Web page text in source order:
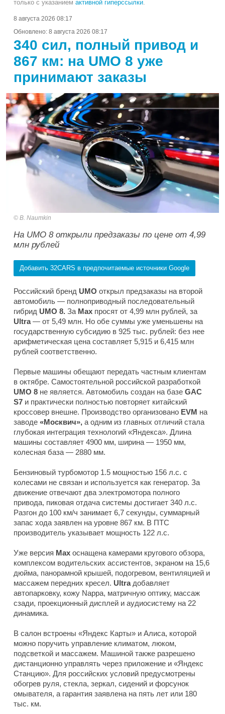
только с указанием активной гиперссылки
8 августа 2026 08:17
Обновлено: 8 августа 2026 08:17
340 сил, полный привод и
867 км: на UMO 8 уже
принимают заказы
B. Naumkin
На UMO 8 открыли предзаказы по цене от 4,99
млн рублей
Добавить 32CARS в предпочитаемые источники Google
Российский бренд UMO открыл предзаказы на второй
автомобиль — полноприводный последовательный
гибрид UMO 8. За Max просят от 4,99 млн рублей, за
Ultra— от 5,49 млн. Но обе суммы уже уменьшены на
государственную субсидию в 925 тыс. рублей: без нее
арифметическая цена составляет 5,915 и 6,415 млн
рублей соответственно.
Первые машины обещают передать частным клиентам
в октябре. Самостоятельной российской разработкой
UMO 8 не является. Автомобиль создан на базе GAC
S7 и практически полностью повторяет китайский
кроссовер внешне. Производство организовано EVM на
заводе «Москвич», а одним из главных отличий стала
глубокая интеграция технологий «Яндекса». Длина
машины составляет 4900 мм, ширина — 1950 мм,
колесная база — 2880 мм.
Бензиновый турбомотор 1.5 мощностью 156 л.с. с
колесами не связан и используется как генератор. За
движение отвечают два электромотора полного
привода, пиковая отдача системы достигает 340 л.с.
Разгон до 100 км/ч занимает 6,7 секунды, суммарный
запас хода заявлен на уровне 867 км. В ПТС
производитель указывает мощность 122 л.с.
Уже версия Max оснащена камерами кругового обзора,
комплексом водительских ассистентов, экраном на 15,6
дюйма, панорамной крышей, подогревом, вентиляцией и
массажем передних кресел. Ultraдобавляет
автопарковку, кожу Nappa, матричную оптику, массаж
сзади, проекционный дисплей и аудиосистему на 22
динамика.
В салон встроены «Яндекс Карты» и Алиса, которой
можно поручить управление климатом, люком,
подсветкой и массажем. Машиной также разрешено
дистанционно управлять через приложение и «Яндекс
Станцию». Для российских условий предусмотрены
обогрев руля, стекла, зеркал, сидений и форсунок
омывателя, а гарантия заявлена на пять лет или 180
тыс. км.